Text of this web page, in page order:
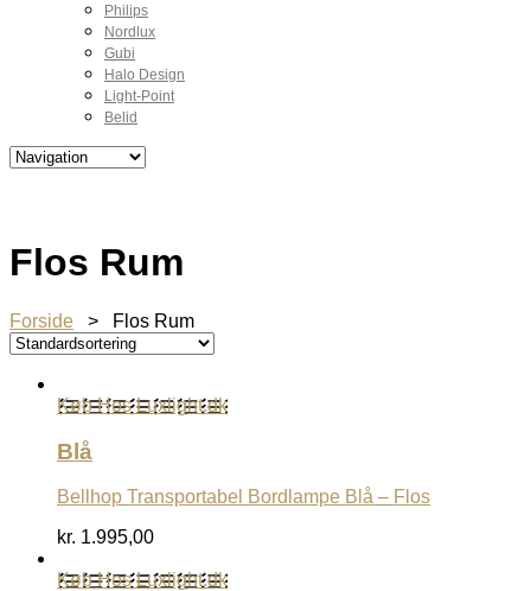
Philips
Nordlux
Gubi
Halo Design
Light-Point
Belid
Flos Rum
Forside > Flos Rum
Køb Hos Luxlight.dk
Blå
Bellhop Transportabel Bordlampe Blå – Flos
kr. 1.995,00
Køb Hos Luxlight.dk